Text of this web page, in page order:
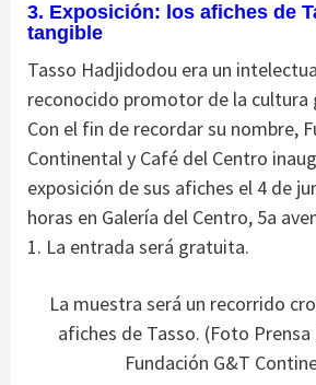
3. Exposición: los afiches de
tangible
Tasso Hadjidodou era un
reconocido promotor de la cultura
Con el fin de recordar su nombre,
Continental y Café del Centro
exposición de sus afiches el 4 de
horas en Galería del Centro, 5a
1. La entrada será gratuita.
La muestra será un recorrido
afiches de Tasso. (Foto
Fundación G&T